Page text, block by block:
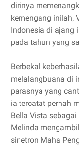
dirinya
kemengang inilah,
Indonesia di ajang
pada tahun yang
Berbekal
melalangbuana di
parasnya yang
ia tercatat pernah
Bella Vista
Melinda
sinetron Maha